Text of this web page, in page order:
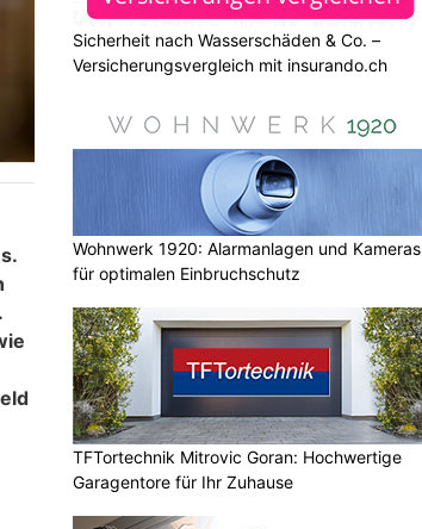
Sicherheit nach Wasserschäden & Co. –
Versicherungsvergleich mit insurando.ch
Wohnwerk 1920: Alarmanlagen und Kameras
für optimalen Einbruchschutz
TFTortechnik Mitrovic Goran: Hochwertige
Garagentore für Ihr Zuhause